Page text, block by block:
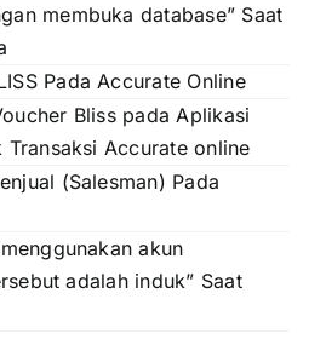
membuka database” Saat
Pada Accurate Online
Bliss pada Aplikasi
Transaksi Accurate online
(Salesman) Pada
akun
adalah induk” Saat